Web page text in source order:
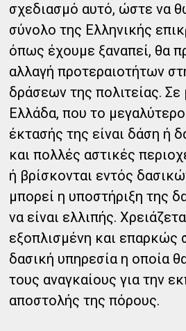
σχεδιασμό αυτό, ώστε να
σύνολο της Ελληνικής
όπως έχουμε ξαναπεί, θα
αλλαγή προτεραιοτήτων
δράσεων της πολιτείας.
Ελλάδα, που το
έκτασής της είναι δάση ή
και πολλές αστικές
ή βρίσκονται εντός
μπορεί η υποστήριξη της
να είναι ελλιπής.
εξοπλισμένη και επαρκώς
δασική υπηρεσία η οποία
τους αναγκαίους για την
αποστολής της πόρους.